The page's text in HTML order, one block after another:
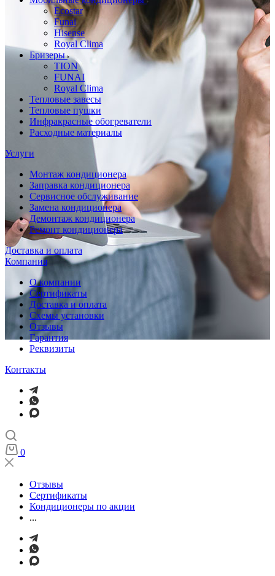
Ecostar
Funai
Hisense
Royal Clima
Бризеры
TION
FUNAI
Royal Clima
Тепловые завесы
Тепловые пушки
Инфракрасные обогреватели
Расходные материалы
Услуги
Монтаж кондиционера
Заправка кондиционера
Сервисное обслуживание
Замена кондиционера
Демонтаж кондиционера
Ремонт кондиционера
Доставка и оплата
Компания
О компании
Сертификаты
Доставка и оплата
Схемы установки
Отзывы
Гарантия
Реквизиты
Контакты
0
Отзывы
Сертификаты
Кондиционеры по акции
...